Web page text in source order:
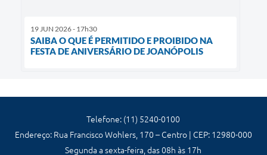
19 JUN 2026 - 17h30
SAIBA O QUE É PERMITIDO E PROIBIDO NA
FESTA DE ANIVERSÁRIO DE JOANÓPOLIS
Telefone: (11) 5240-0100
Endereço: Rua Francisco Wohlers, 170 – Centro | CEP: 12980-000
Segunda a sexta-feira, das 08h às 17h